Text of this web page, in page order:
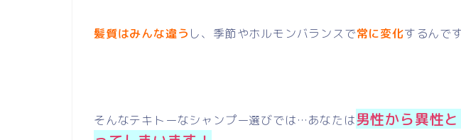
髪質はみんな違う し、季節やホルモンバランスで常に変化するんで
そんなテキトーなシャンプー選びでは…あなたは男性から異性